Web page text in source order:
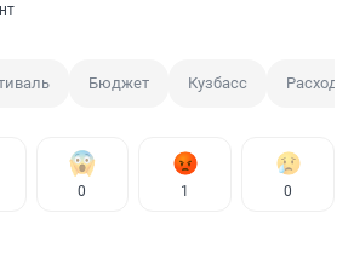
Бюджет Кузбасс Расходы
0 1 0